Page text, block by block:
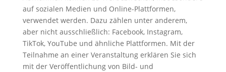
auf sozialen Medien und Online-Plattformen,
verwendet werden. Dazu zählen unter anderem,
aber nicht ausschließlich: Facebook, Instagram,
TikTok, YouTube und ähnliche Plattformen. Mit der
Teilnahme an einer Veranstaltung erklären Sie sich
mit der Veröffentlichung von Bild- und